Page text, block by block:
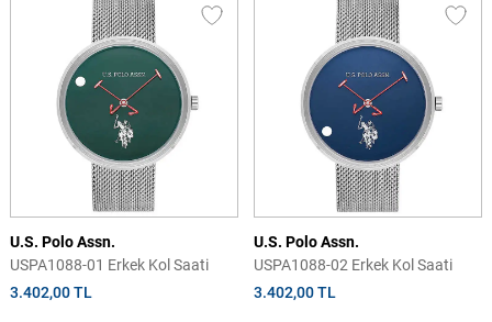
U.S. Polo Assn.
USPA1088-01 Erkek Kol Saati
3.402,00 TL
U.S. Polo Assn.
USPA1088-02 Erkek Kol Saati
3.402,00 TL